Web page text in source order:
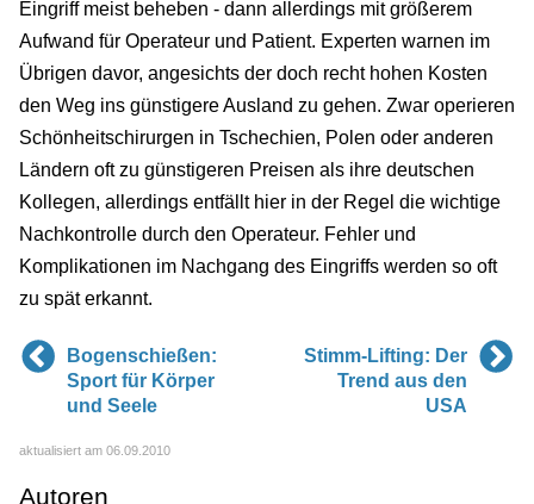
Eingriff meist beheben - dann allerdings mit größerem
Aufwand für Operateur und Patient. Experten warnen im
Übrigen davor, angesichts der doch recht hohen Kosten
den Weg ins günstigere Ausland zu gehen. Zwar operieren
Schönheitschirurgen in Tschechien, Polen oder anderen
Ländern oft zu günstigeren Preisen als ihre deutschen
Kollegen, allerdings entfällt hier in der Regel die wichtige
Nachkontrolle durch den Operateur. Fehler und
Komplikationen im Nachgang des Eingriffs werden so oft
zu spät erkannt.
Bogenschießen:
Sport für Körper
und Seele
Stimm-Lifting: Der
Trend aus den
USA
aktualisiert am 06.09.2010
Autoren